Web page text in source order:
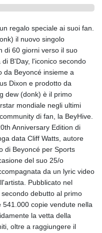
regalo speciale ai suoi fan.
il nuovo singolo
di 60 giorni verso il suo
B'Day, l'iconico secondo
da Beyoncé insieme a
Dixon e prodotto da
dew (donk) è il primo
mondiale negli ultimi
di fan, la BeyHive.
Anniversary Edition di
data Cliff Watts, autore
di Beyoncé per Sports
del suo 25/o
da un lyric video
Pubblicato nel
debutto al primo
copie vendute nella
la vetta della
oltre a raggiungere il